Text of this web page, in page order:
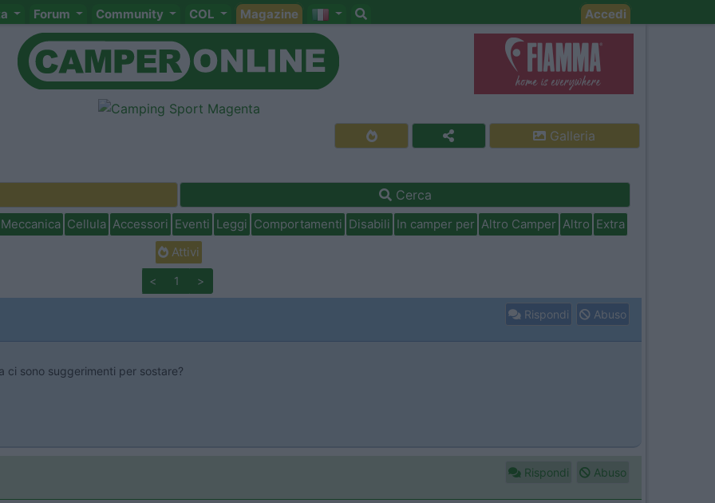
Forum Community COL Magazine Accedi
Galleria
Cerca
Meccanica Cellula Accessori Eventi Leggi Comportamenti Disabili In camper per Altro Camper Altro Extra
Attivi
< 1 >
Rispondi Abuso
ci sono suggerimenti per sostare?
Rispondi Abuso